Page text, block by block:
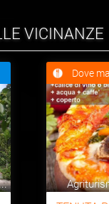
VICINANZE
Dove